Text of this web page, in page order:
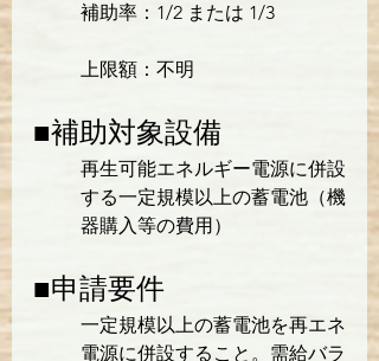
補助率：1/2 または 1/3
上限額：不明
■補助対象設備
再生可能エネルギー電源に併設
する一定規模以上の蓄電池（機
器購入等の費用）
■申請要件
一定規模以上の蓄電池を再エネ
電源に併設すること。需給バラ